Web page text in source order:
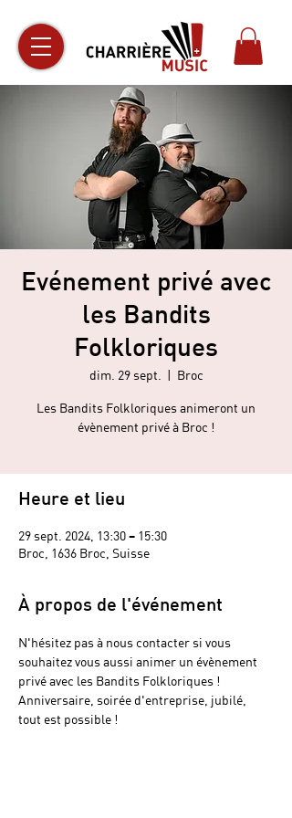
Evénement privé avec
les Bandits
Folkloriques
dim. 29 sept.
  |
Broc
Les Bandits Folkloriques animeront un
évènement privé à Broc !
Heure et lieu
29 sept. 2024, 13:30 – 15:30
Broc, 1636 Broc, Suisse
À propos de l'événement
N'hésitez pas à nous contacter si vous
souhaitez vous aussi animer un évènement
privé avec les Bandits Folkloriques !
Anniversaire, soirée d'entreprise, jubilé,
tout est possible !